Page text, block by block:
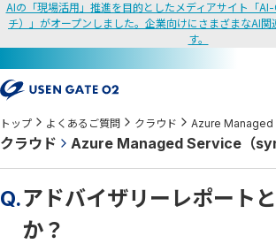
AIの「現場活用」推進を目的としたメディアサイト「
チ）」がオープンしました。企業向けにさまざまなAI
す。
トップ よくあるご質問 クラウド Azure Managed
クラウド Azure Managed Service（syn
Q.アドバイザリーレポート
か？